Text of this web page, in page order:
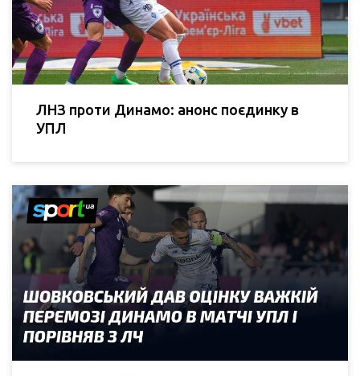
ЛНЗ проти Динамо: анонс поєдинку в
УПЛ